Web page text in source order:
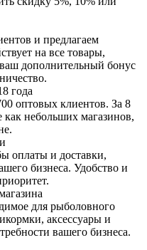
и предлагаем
на все товары,
дополнительный бонус
года
оптовых клиентов. За 8
небольших магазинов,
оплаты и доставки,
бизнеса. Удобство и
для рыболовного
аксессуары и
вашего бизнеса.